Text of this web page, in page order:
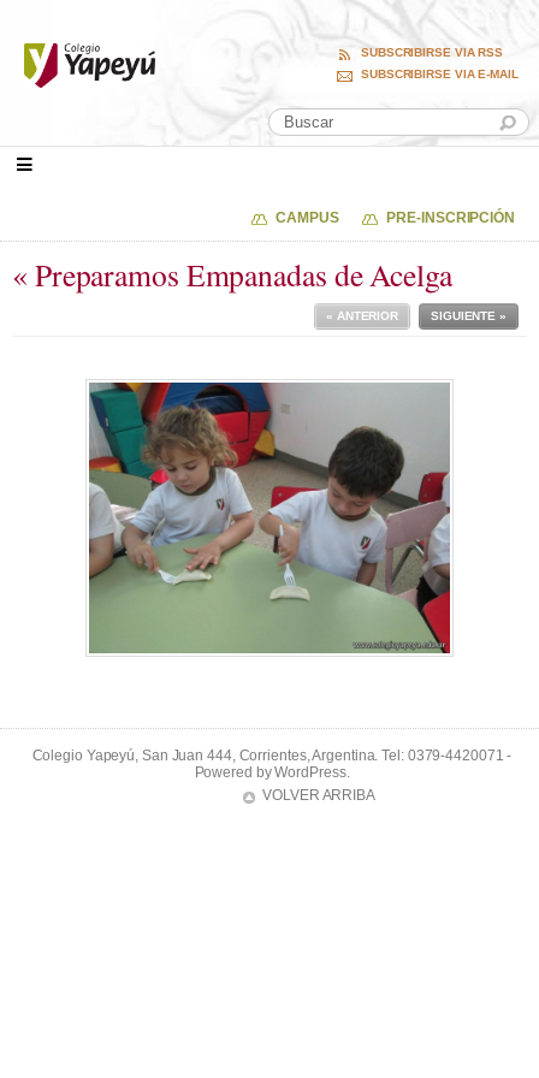
SUBSCRIBIRSE VIA RSS
SUBSCRIBIRSE VIA E-MAIL
CAMPUS PRE-INSCRIPCIÓN
« Preparamos Empanadas de Acelga
SIGUIENTE »
« ANTERIOR
Colegio Yapeyú, San Juan 444, Corrientes, Argentina. Tel: 0379-4420071 -
Powered byWordPress.
VOLVER ARRIBA